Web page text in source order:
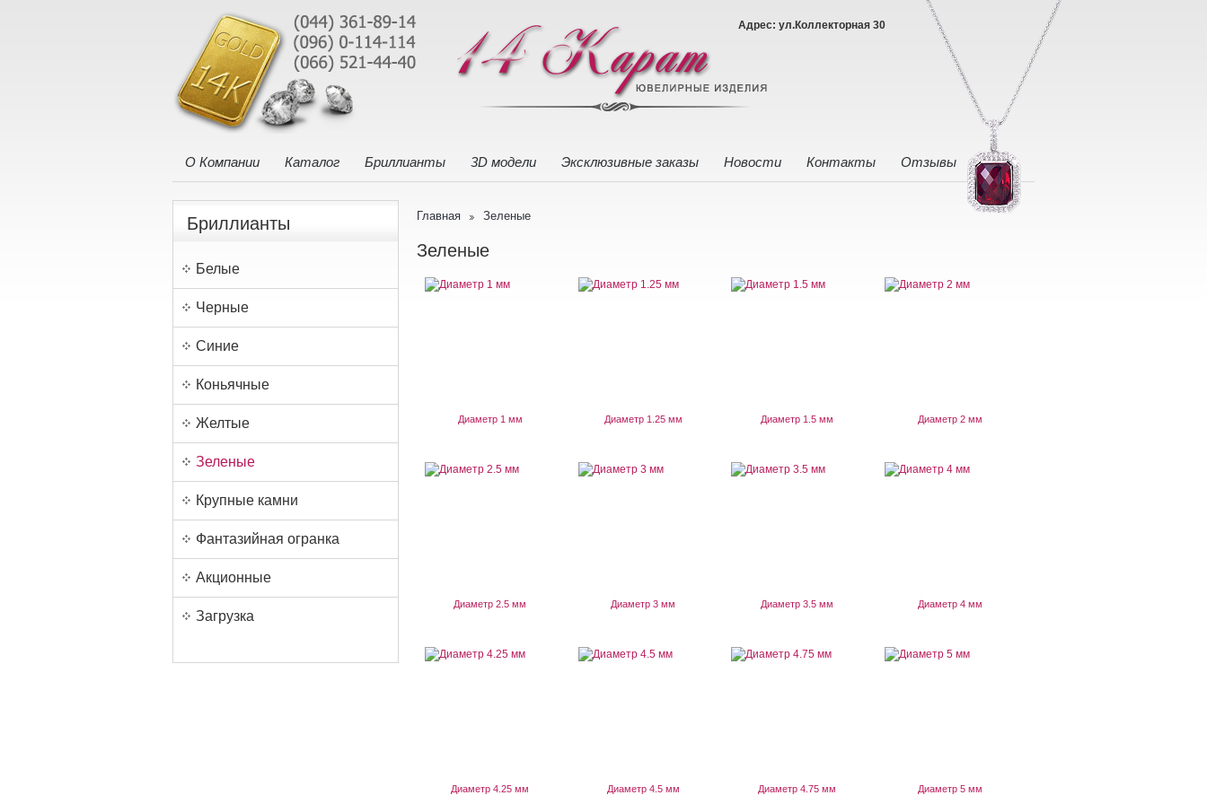
Адрес: ул.Коллекторная 30
О Компании Каталог Бриллианты 3D модели Эксклюзивные заказы Новости Контакты Отзывы
Бриллианты
Белые
Черные
Синие
Коньячные
Желтые
Зеленые
Крупные камни
Фантазийная огранка
Акционные
Загрузка
Главная Зеленые
Зеленые
Диаметр 1 мм Диаметр 1.25 мм Диаметр 1.5 мм Диаметр 2 мм
Диаметр 2.5 мм Диаметр 3 мм Диаметр 3.5 мм Диаметр 4 мм
Диаметр 4.25 мм Диаметр 4.5 мм Диаметр 4.75 мм Диаметр 5 мм